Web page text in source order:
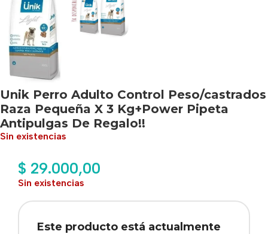
Unik Perro Adulto Control Peso/castrados
Raza Pequeña X 3 Kg+Power Pipeta
Antipulgas De Regalo!!
Sin existencias
$ 29.000,00
Sin existencias
Este producto está actualmente